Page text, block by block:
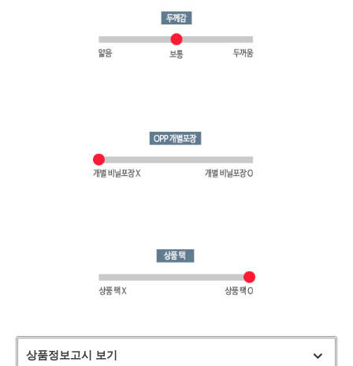
상품정보고시 보기